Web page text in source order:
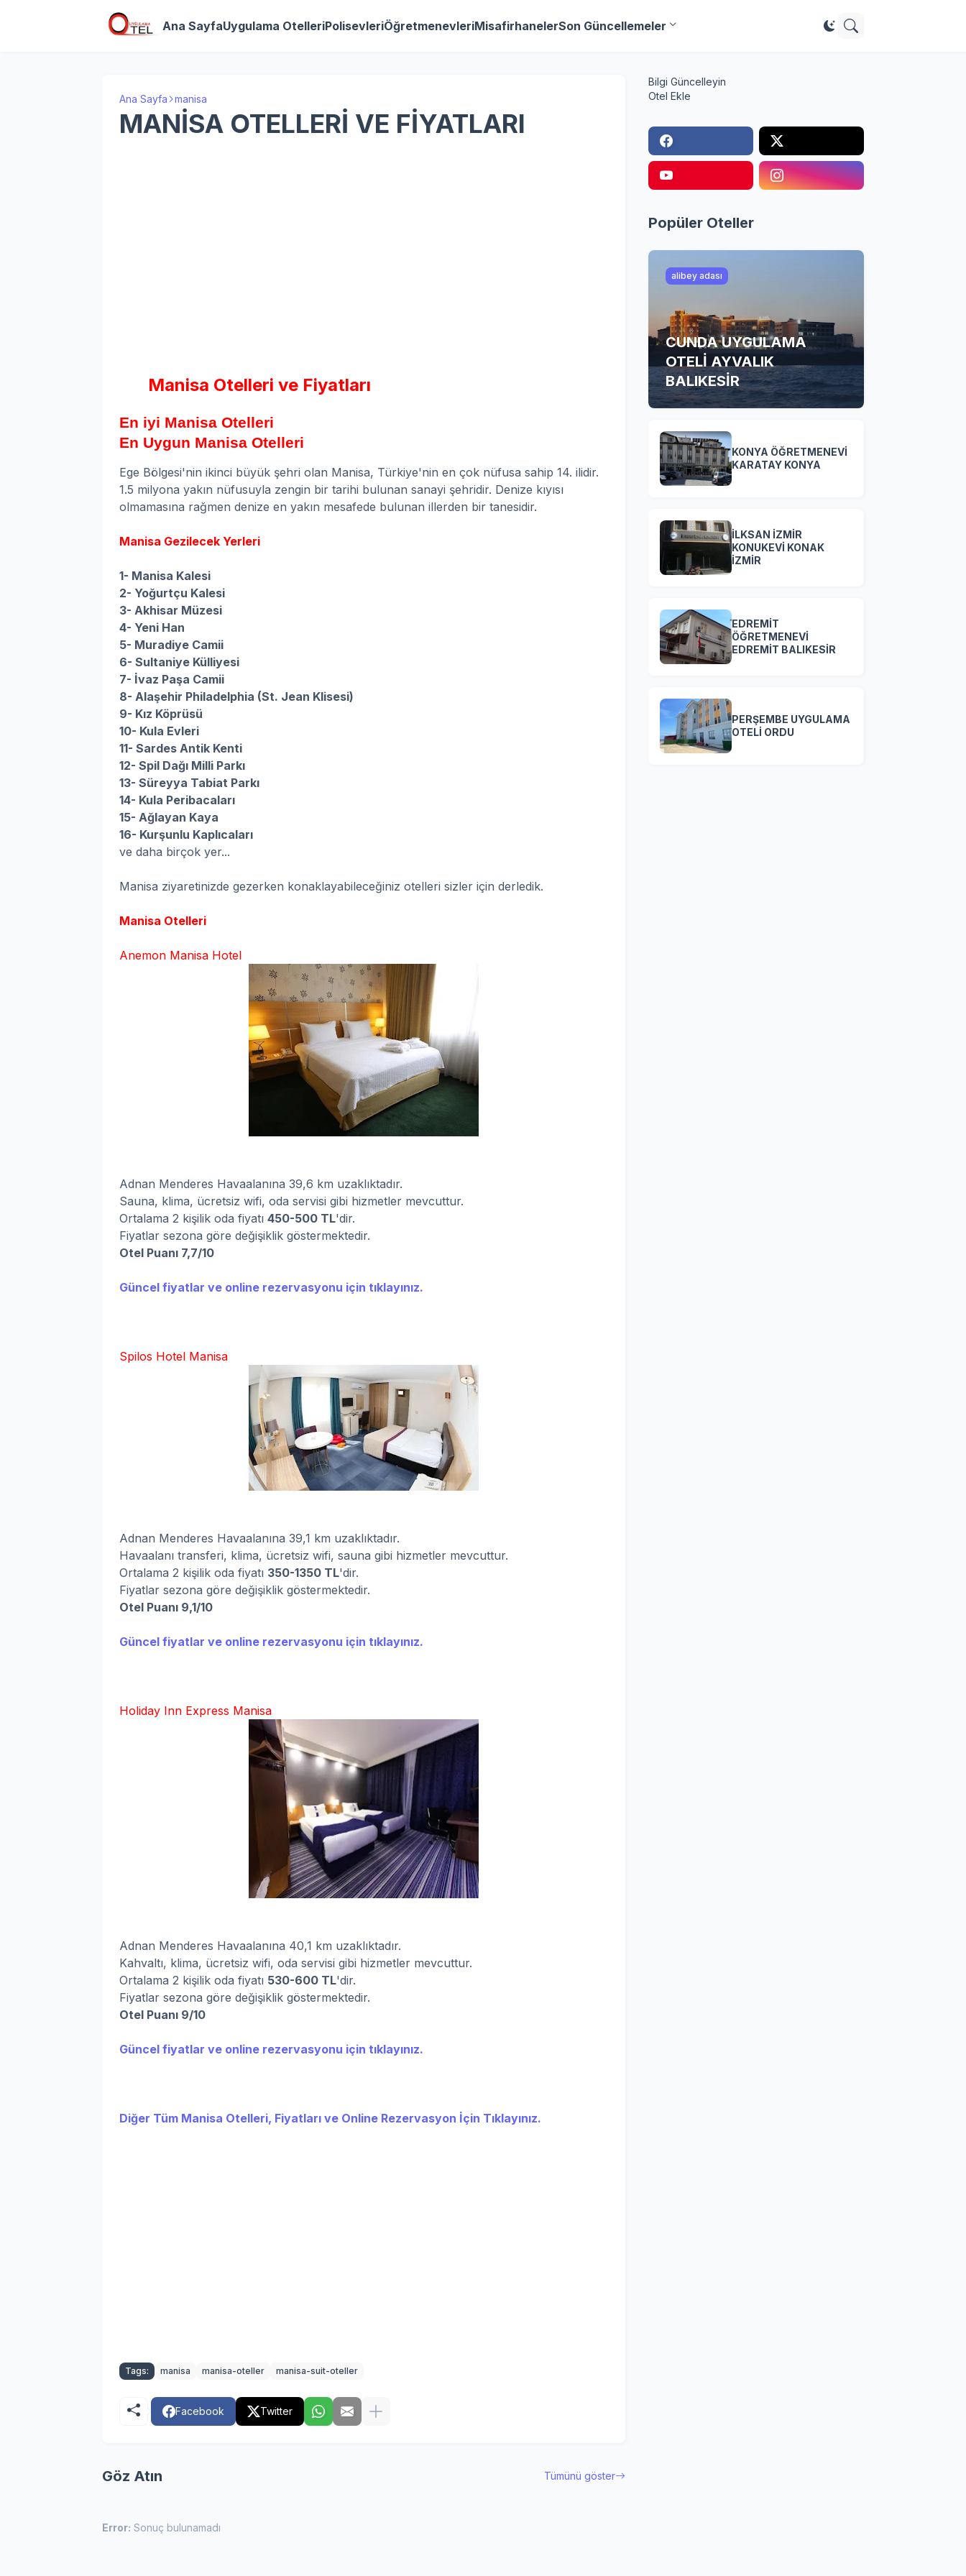
Ana SayfaUygulama OtelleriPolisevleriÖğretmenevleriMisafirhanelerSon Güncellemeler
Ana Sayfa manisa
MANİSA OTELLERİ VE FİYATLARI
Manisa Otelleri ve Fiyatları
En iyi Manisa Otelleri
En Uygun Manisa Otelleri
Ege Bölgesi'nin ikinci büyük şehri olan Manisa, Türkiye'nin en çok nüfusa sahip 14. ilidir.
1.5 milyona yakın nüfusuyla zengin bir tarihi bulunan sanayi şehridir. Denize kıyısı
olmamasına rağmen denize en yakın mesafede bulunan illerden bir tanesidir.
Manisa Gezilecek Yerleri
1- Manisa Kalesi
2- Yoğurtçu Kalesi
3- Akhisar Müzesi
4- Yeni Han
5- Muradiye Camii
6- Sultaniye Külliyesi
7- İvaz Paşa Camii
8- Alaşehir Philadelphia (St. Jean Klisesi)
9- Kız Köprüsü
10- Kula Evleri
11- Sardes Antik Kenti
12- Spil Dağı Milli Parkı
13- Süreyya Tabiat Parkı
14- Kula Peribacaları
15- Ağlayan Kaya
16- Kurşunlu Kaplıcaları
ve daha birçok yer...
Manisa ziyaretinizde gezerken konaklayabileceğiniz otelleri sizler için derledik.
Manisa Otelleri
Anemon Manisa Hotel
Adnan Menderes Havaalanına 39,6 km uzaklıktadır.
Sauna, klima, ücretsiz wifi, oda servisi gibi hizmetler mevcuttur.
Ortalama 2 kişilik oda fiyatı 450-500 TL'dir.
Fiyatlar sezona göre değişiklik göstermektedir.
Otel Puanı 7,7/10
Güncel fiyatlar ve online rezervasyonu için tıklayınız.
Spilos Hotel Manisa
Adnan Menderes Havaalanına 39,1 km uzaklıktadır.
Havaalanı transferi, klima, ücretsiz wifi, sauna gibi hizmetler mevcuttur.
Ortalama 2 kişilik oda fiyatı 350-1350 TL'dir.
Fiyatlar sezona göre değişiklik göstermektedir.
Otel Puanı 9,1/10
Güncel fiyatlar ve online rezervasyonu için tıklayınız.
Holiday Inn Express Manisa
Adnan Menderes Havaalanına 40,1 km uzaklıktadır.
Kahvaltı, klima, ücretsiz wifi, oda servisi gibi hizmetler mevcuttur.
Ortalama 2 kişilik oda fiyatı 530-600 TL'dir.
Fiyatlar sezona göre değişiklik göstermektedir.
Otel Puanı 9/10
Güncel fiyatlar ve online rezervasyonu için tıklayınız.
Diğer Tüm Manisa Otelleri, Fiyatları ve Online Rezervasyon İçin Tıklayınız.
Tags: manisa manisa-oteller manisa-suit-oteller
Facebook Twitter
Göz Atın Tümünü göster
Error: Sonuç bulunamadı
Bilgi Güncelleyin
Otel Ekle
Popüler Oteller
alibey adası
CUNDA UYGULAMA
OTELİ AYVALIK
BALIKESİR
KONYA ÖĞRETMENEVİ
KARATAY KONYA
İLKSAN İZMİR
KONUKEVİ KONAK
İZMİR
EDREMİT
ÖĞRETMENEVİ
EDREMİT BALIKESİR
PERŞEMBE UYGULAMA
OTELİ ORDU